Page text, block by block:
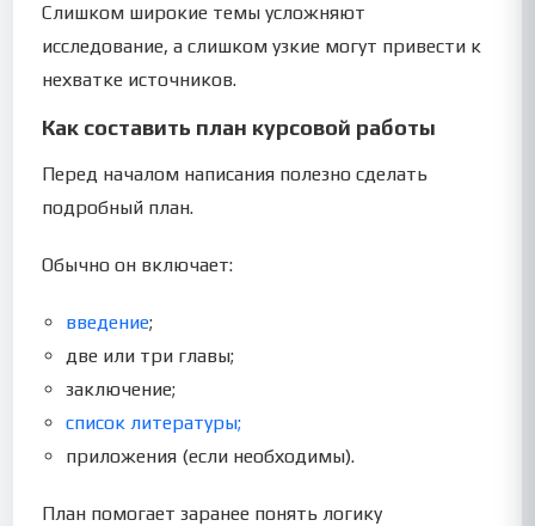
Слишком широкие темы усложняют
исследование, а слишком узкие могут привести к
нехватке источников.
Как составить план курсовой работы
Перед началом написания полезно сделать
подробный план.
Обычно он включает:
введение;
две или три главы;
заключение;
список литературы;
приложения (если необходимы).
План помогает заранее понять логику